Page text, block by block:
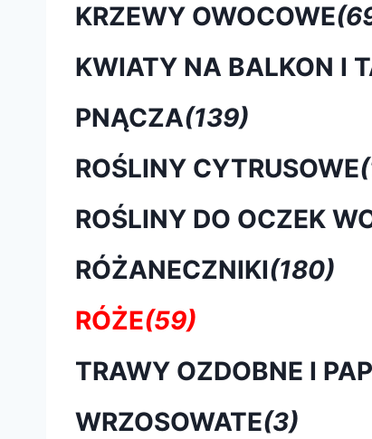
KRZEWY OWOCOWE
KWIATY NA BALKON I
PNĄCZA(139)
ROŚLINY CYTRUSOWE
ROŚLINY DO OCZEK
RÓŻANECZNIKI(180)
RÓŻE(59)
TRAWY OZDOBNE I
WRZOSOWATE(3)